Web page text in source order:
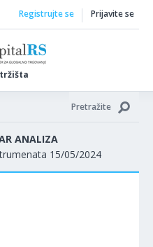
Registrujte se Prijavite se
Pretražite
ANALIZA
15/05/2024